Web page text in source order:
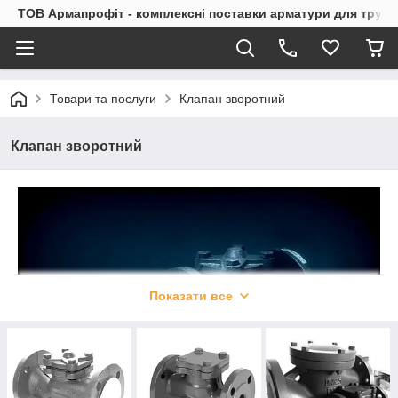
ТОВ Армапрофіт - комплексні поставки арматури для
Товари та послуги Клапан зворотний
Клапан зворотний
Показати все